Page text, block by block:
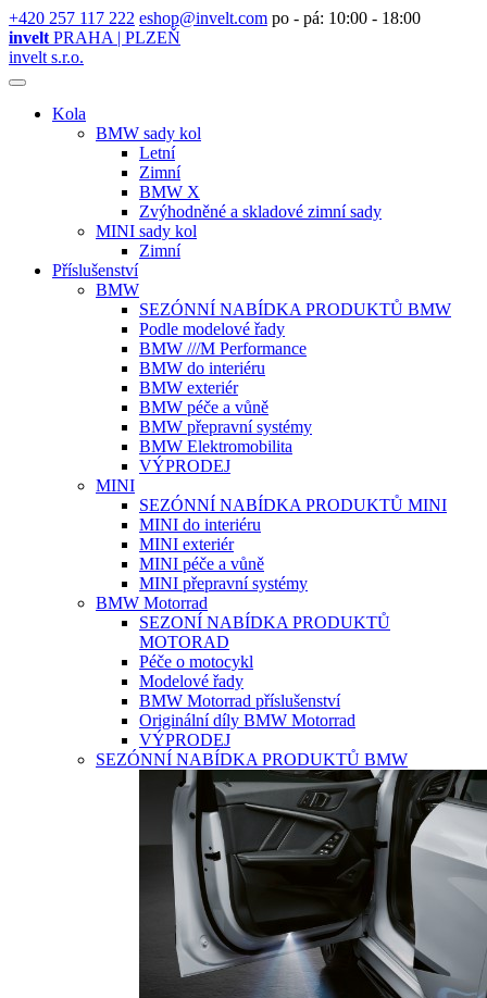
+420 257 117 222 eshop@invelt.com po - pá: 10:00 - 18:00
invelt PRAHA | PLZEŇ
invelt s.r.o.
Kola
BMW sady kol
Letní
Zimní
BMW X
Zvýhodněné a skladové zimní sady
MINI sady kol
Zimní
Příslušenství
BMW
SEZÓNNÍ NABÍDKA PRODUKTŮ BMW
Podle modelové řady
BMW ///M Performance
BMW do interiéru
BMW exteriér
BMW péče a vůně
BMW přepravní systémy
BMW Elektromobilita
VÝPRODEJ
MINI
SEZÓNNÍ NABÍDKA PRODUKTŮ MINI
MINI do interiéru
MINI exteriér
MINI péče a vůně
MINI přepravní systémy
BMW Motorrad
SEZONÍ NABÍDKA PRODUKTŮ
MOTORAD
Péče o motocykl
Modelové řady
BMW Motorrad příslušenství
Originální díly BMW Motorrad
VÝPRODEJ
SEZÓNNÍ NABÍDKA PRODUKTŮ BMW